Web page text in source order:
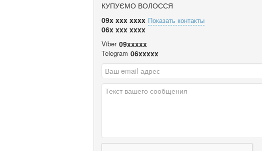
КУПУЄМО ВОЛОССЯ
09x xxx xxxx Показать контакты
06x xxx xxxx
Viber 09xxxxx
Telegram 06xxxxx